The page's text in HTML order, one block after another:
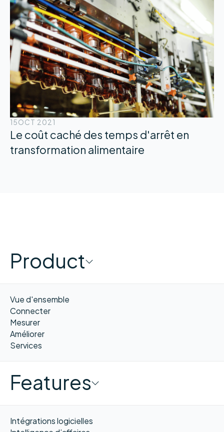
15OCT 2021
Le coût caché des temps d'arrêt en
transformation alimentaire
Product
Vue d'ensemble
Connecter
Mesurer
Améliorer
Services
Features
Intégrations logicielles